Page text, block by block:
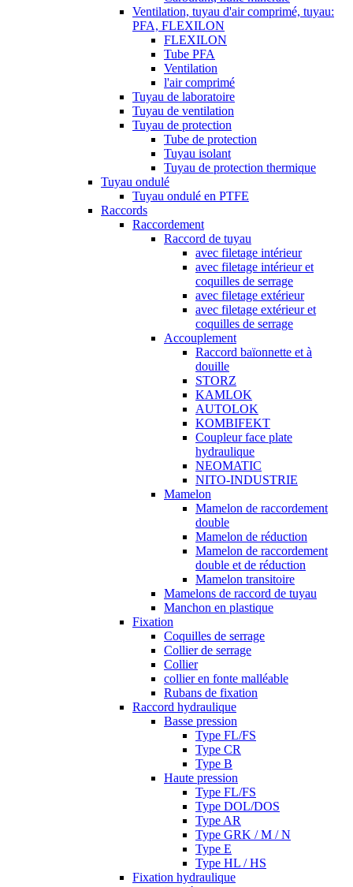
Ventilation, tuyau d'air comprimé, tuyau:
PFA, FLEXILON
FLEXILON
Tube PFA
Ventilation
l'air comprimé
Tuyau de laboratoire
Tuyau de ventilation
Tuyau de protection
Tube de protection
Tuyau isolant
Tuyau de protection thermique
Tuyau ondulé
Tuyau ondulé en PTFE
Raccords
Raccordement
Raccord de tuyau
avec filetage intérieur
avec filetage intérieur et
coquilles de serrage
avec filetage extérieur
avec filetage extérieur et
coquilles de serrage
Accouplement
Raccord baïonnette et à
douille
STORZ
KAMLOK
AUTOLOK
KOMBIFEKT
Coupleur face plate
hydraulique
NEOMATIC
NITO-INDUSTRIE
Mamelon
Mamelon de raccordement
double
Mamelon de réduction
Mamelon de raccordement
double et de réduction
Mamelon transitoire
Mamelons de raccord de tuyau
Manchon en plastique
Fixation
Coquilles de serrage
Collier de serrage
Collier
collier en fonte malléable
Rubans de fixation
Raccord hydraulique
Basse pression
Type FL/FS
Type CR
Type B
Haute pression
Type FL/FS
Type DOL/DOS
Type AR
Type GRK / M / N
Type E
Type HL / HS
Fixation hydraulique